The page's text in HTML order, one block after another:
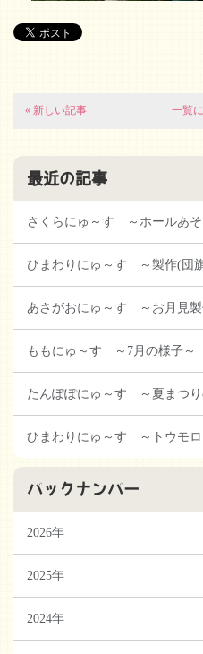
« 新しい記事 一覧
最近の記事
さくらにゅ～す ～ホールあそ
ひまわりにゅ～す ～製作(団
あさがおにゅ～す ～お月見製
ももにゅ～す ～7月の様子～
たんぽぽにゅ～す ～夏まつり
ひまわりにゅ～す ～トウモロ
バックナンバー
2026年
2025年
2024年